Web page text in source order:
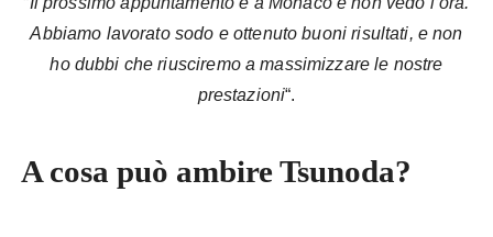
Abbiamo lavorato sodo e ottenuto buoni risultati, e non
ho dubbi che riusciremo a massimizzare le nostre
prestazioni“.
A cosa può ambire Tsunoda?